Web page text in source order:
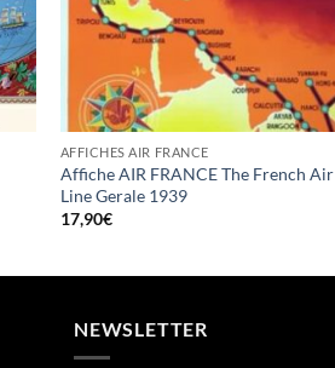
AFFICHES AIR FRANCE
Affiche AIR FRANCE The French Air
Line Gerale 1939
17,90€
NEWSLETTER